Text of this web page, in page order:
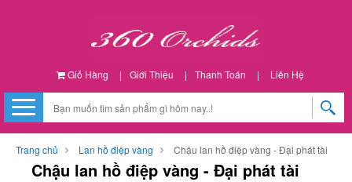
Giỏ Hàng | Giới Thiệu | Thanh Toán | Liên Hệ
Trang chủ Lan hồ điệp vàng Chậu lan hồ điệp vàng - Đại phát tài
Chậu lan hồ điệp vàng - Đại phát tài